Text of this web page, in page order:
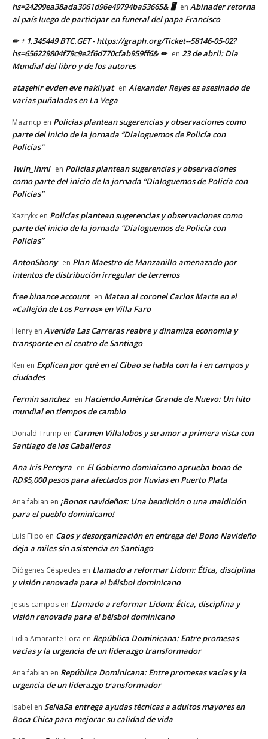
hs=24299ea38ada3061d96e49794ba53665& 🖥 en Abinader retorna
al país luego de participar en funeral del papa Francisco
✏ + 1.345449 BTC.GET - https://graph.org/Ticket--58146-05-02?
hs=656229804f79c9e2f6d770cfab959ff6& ✏ en 23 de abril: Día
Mundial del libro y de los autores
ataşehir evden eve nakliyat en Alexander Reyes es asesinado de
varias puñaladas en La Vega
Mazrncp en Policías plantean sugerencias y observaciones como
parte del inicio de la jornada “Dialoguemos de Policía con
Policías”
1win_lhml en Policías plantean sugerencias y observaciones
como parte del inicio de la jornada “Dialoguemos de Policía con
Policías”
Xazrykx en Policías plantean sugerencias y observaciones como
parte del inicio de la jornada “Dialoguemos de Policía con
Policías”
AntonShony en Plan Maestro de Manzanillo amenazado por
intentos de distribución irregular de terrenos
free binance account en Matan al coronel Carlos Marte en el
«Callejón de Los Perros» en Villa Faro
Henry en Avenida Las Carreras reabre y dinamiza economía y
transporte en el centro de Santiago
Ken en Explican por qué en el Cibao se habla con la i en campos y
ciudades
Fermin sanchez en Haciendo América Grande de Nuevo: Un hito
mundial en tiempos de cambio
Donald Trump en Carmen Villalobos y su amor a primera vista con
Santiago de los Caballeros
Ana Iris Pereyra en El Gobierno dominicano aprueba bono de
RD$5,000 pesos para afectados por lluvias en Puerto Plata
Ana fabian en ¡Bonos navideños: Una bendición o una maldición
para el pueblo dominicano!
Luis Filpo en Caos y desorganización en entrega del Bono Navideño
deja a miles sin asistencia en Santiago
Diógenes Céspedes en Llamado a reformar Lidom: Ética, disciplina
y visión renovada para el béisbol dominicano
Jesus campos en Llamado a reformar Lidom: Ética, disciplina y
visión renovada para el béisbol dominicano
Lidia Amarante Lora en República Dominicana: Entre promesas
vacías y la urgencia de un liderazgo transformador
Ana fabian en República Dominicana: Entre promesas vacías y la
urgencia de un liderazgo transformador
Isabel en SeNaSa entrega ayudas técnicas a adultos mayores en
Boca Chica para mejorar su calidad de vida